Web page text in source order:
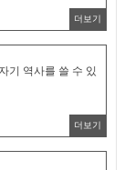
더보기
기 역사를 쓸 수 있
더보기